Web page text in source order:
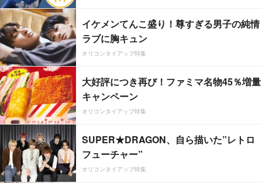
イケメンてんこ盛り！尊すぎる男子の純情
ラブに胸キュン
オリコンタイアップ特集
大好評につき再び！ファミマ名物45％増量
キャンペーン
オリコンタイアップ特集
SUPER★DRAGON、自ら描いた”レトロ
フューチャー”
オリコンタイアップ特集